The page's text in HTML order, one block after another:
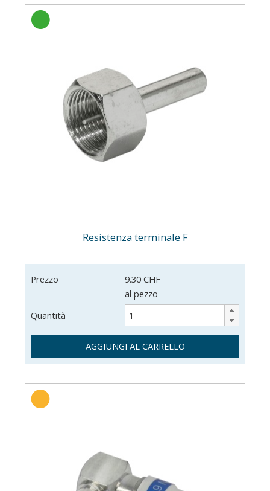
Resistenza terminale F
Prezzo
9.30 CHF
al pezzo
Quantità
AGGIUNGI AL CARRELLO